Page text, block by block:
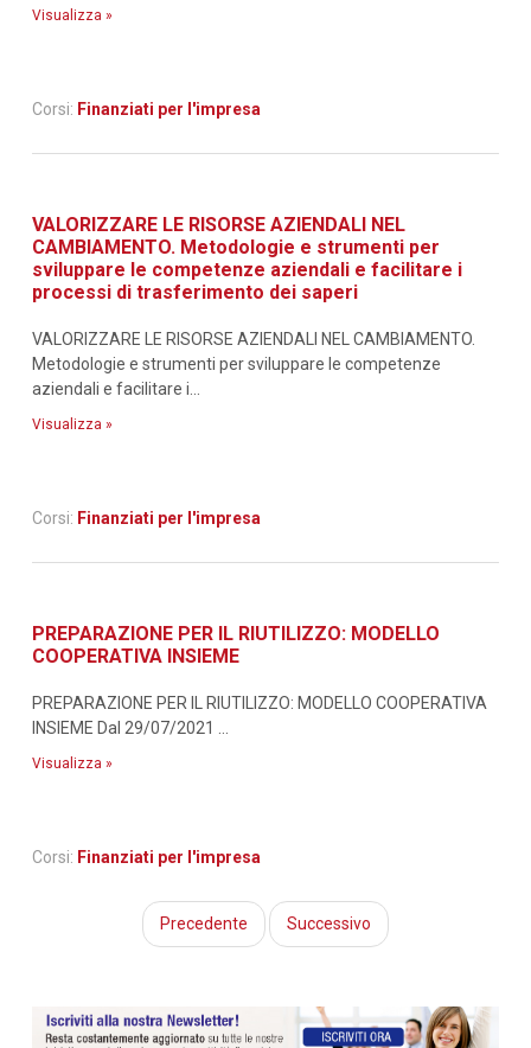
Visualizza »
Corsi: Finanziati per l'impresa
VALORIZZARE LE RISORSE AZIENDALI NEL
CAMBIAMENTO. Metodologie e strumenti per
sviluppare le competenze aziendali e facilitare i
processi di trasferimento dei saperi
VALORIZZARE LE RISORSE AZIENDALI NEL CAMBIAMENTO.
Metodologie e strumenti per sviluppare le competenze
aziendali e facilitare i...
Visualizza »
Corsi: Finanziati per l'impresa
PREPARAZIONE PER IL RIUTILIZZO: MODELLO
COOPERATIVA INSIEME
PREPARAZIONE PER IL RIUTILIZZO: MODELLO COOPERATIVA
INSIEME Dal 29/07/2021 ...
Visualizza »
Corsi: Finanziati per l'impresa
Precedente Successivo